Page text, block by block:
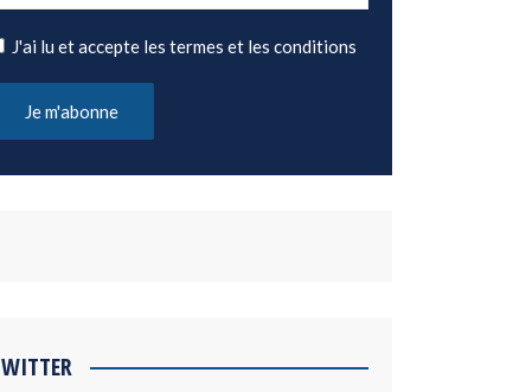
J'ai lu et accepte les termes et les conditions